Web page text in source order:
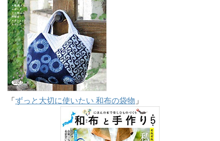
「 ずっと大切に使いたい 和布の袋物 」